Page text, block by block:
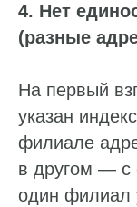
4. Нет
(разные
На первый
указан
филиале
в другом — с
один филиал